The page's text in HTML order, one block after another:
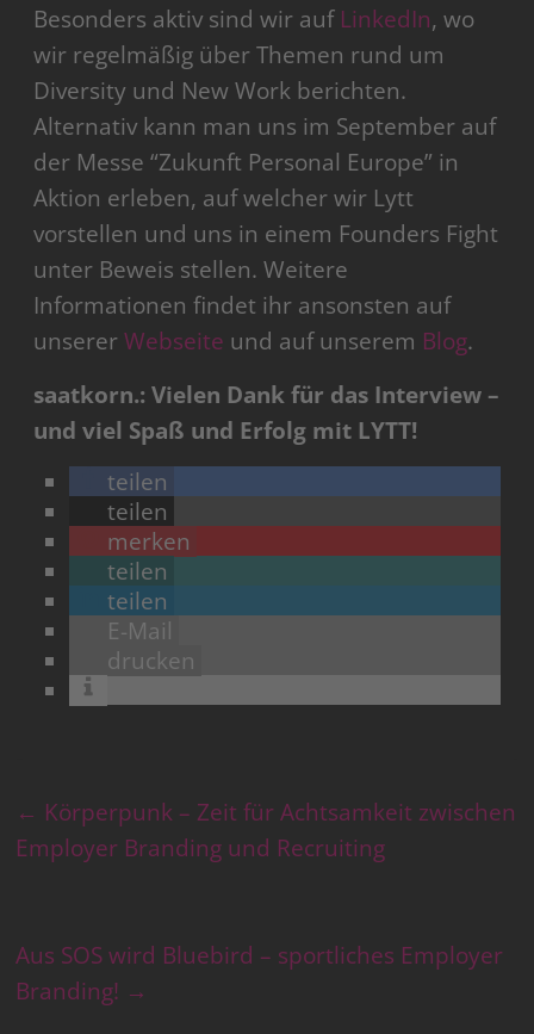
Besonders aktiv sind wir auf LinkedIn, wo
wir regelmäßig über Themen rund um
Diversity und New Work berichten.
Alternativ kann man uns im September auf
der Messe “Zukunft Personal Europe” in
Aktion erleben, auf welcher wir Lytt
vorstellen und uns in einem Founders Fight
unter Beweis stellen. Weitere
Informationen findet ihr ansonsten auf
unsererWebseite und auf unserem Blog.
saatkorn.: Vielen Dank für das Interview –
und viel Spaß und Erfolg mit LYTT!
teilen
teilen
merken
teilen
teilen
E-Mail
drucken
← Körperpunk – Zeit für Achtsamkeit zwischen
Employer Branding und Recruiting
Aus SOS wird Bluebird – sportliches Employer
Branding! →